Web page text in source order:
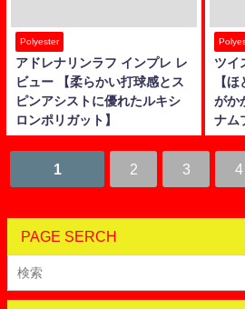
Polyester
アドレナリンラフ インプレ レ
ビュー 【柔らかい打球感とス
ピンアシストに優れたルキシ
ロンポリガット】
ツイ
【
がか
ナム
1 2 3 4
PAGE SERCH